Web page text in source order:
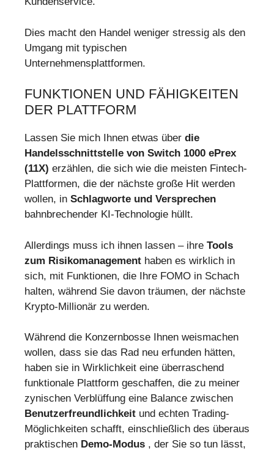
Dies macht den Handel weniger stressig als den
Umgang mit typischen
Unternehmensplattformen.
FUNKTIONEN UND FÄHIGKEITEN
DER PLATTFORM
Lassen Sie mich Ihnen etwas über die
Handelsschnittstelle von Switch 1000 ePrex
(11X) erzählen, die sich wie die meisten Fintech-
Plattformen, die der nächste große Hit werden
wollen, in Schlagworte und Versprechen
bahnbrechender KI-Technologie hüllt.
Allerdings muss ich ihnen lassen – ihre Tools
zum Risikomanagement haben es wirklich in
sich, mit Funktionen, die Ihre FOMO in Schach
halten, während Sie davon träumen, der nächste
Krypto-Millionär zu werden.
Während die Konzernbosse Ihnen weismachen
wollen, dass sie das Rad neu erfunden hätten,
haben sie in Wirklichkeit eine überraschend
funktionale Plattform geschaffen, die zu meiner
zynischen Verblüffung eine Balance zwischen
Benutzerfreundlichkeit und echten Trading-
Möglichkeiten schafft, einschließlich des überaus
praktischen Demo-Modus , der Sie so tun lässt,